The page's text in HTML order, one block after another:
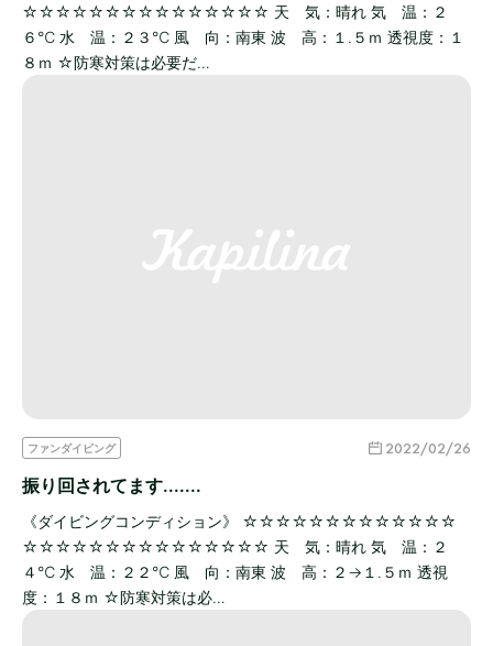
☆☆☆☆☆☆☆☆☆☆☆☆☆☆☆ 天 気：晴れ 気 温：２
６℃ 水 温：２３℃ 風 向：南東 波 高：１.５ｍ 透視度：１
８ｍ ☆防寒対策は必要だ…
ファンダイビング 2022/02/26
振り回されてます.......
《ダイビングコンディション》 ☆☆☆☆☆☆☆☆☆☆☆☆☆
☆☆☆☆☆☆☆☆☆☆☆☆☆☆☆ 天 気：晴れ 気 温：２
４℃ 水 温：２２℃ 風 向：南東 波 高：２→１.５ｍ 透視
度：１８ｍ ☆防寒対策は必…